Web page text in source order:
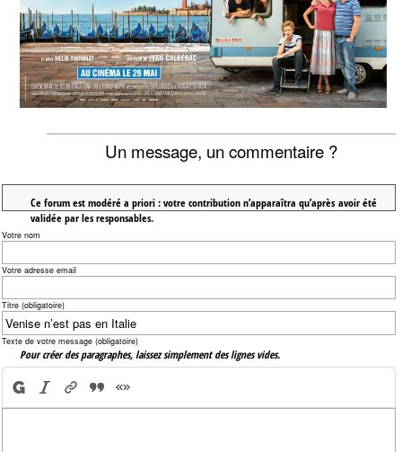
Un message, un commentaire ?
Ce forum est modéré a priori : votre contribution n’apparaîtra qu’après avoir été
validée par les responsables.
Votre nom
Votre adresse email
Titre (obligatoire)
Texte de votre message (obligatoire)
Pour créer des paragraphes, laissez simplement des lignes vides.